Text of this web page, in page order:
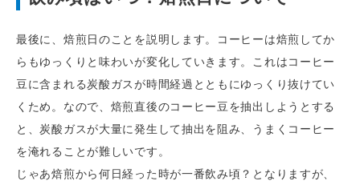
最後に、焙煎日のことを説明します。コーヒーは焙煎してか
らもゆっくりと味わいが変化していきます。これはコーヒー
豆に含まれる炭酸ガスが時間経過とともにゆっくり抜けてい
くため。なので、焙煎直後のコーヒー豆を抽出しようとする
と、炭酸ガスが大量に発生して抽出を阻み、うまくコーヒー
を淹れることが難しいです。
じゃあ焙煎から何日経った時が一番飲み頃？となりますが、